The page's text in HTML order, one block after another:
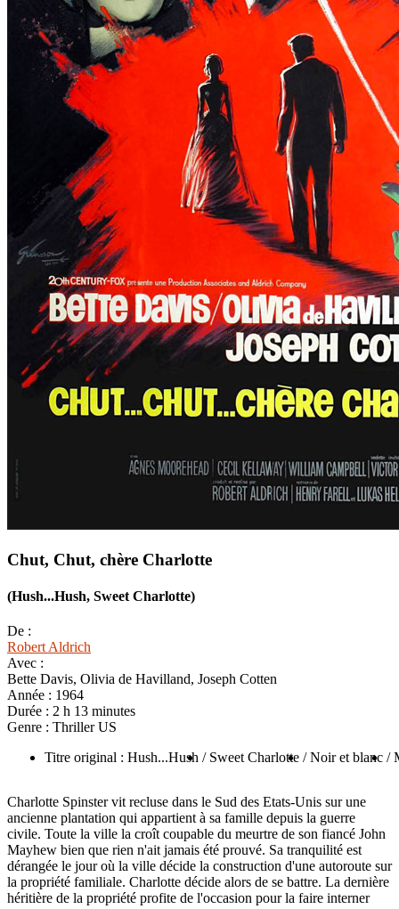
Chut, Chut, chère Charlotte
(Hush...Hush, Sweet Charlotte)
De :
Robert Aldrich
Avec :
Bette Davis, Olivia de Havilland, Joseph Cotten
Année : 1964
Durée : 2 h 13 minutes
Genre : Thriller US
Titre original : Hush...Hush / Sweet Charlotte / Noir et blanc /
Charlotte Spinster vit recluse dans le Sud des Etats-Unis sur une
ancienne plantation qui appartient à sa famille depuis la guerre
civile. Toute la ville la croît coupable du meurtre de son fiancé John
Mayhew bien que rien n'ait jamais été prouvé. Sa tranquilité est
dérangée le jour où la ville décide la construction d'une autoroute sur
la propriété familiale. Charlotte décide alors de se battre. La dernière
héritière de la propriété profite de l'occasion pour la faire interner